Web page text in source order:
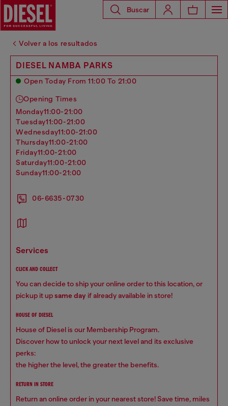
Buscar
Volver a los resultados
DIESEL NAMBA PARKS
Open Today From 11:00 To 21:00
Opening Times
monday11:00-21:00
tuesday11:00-21:00
wednesday11:00-21:00
thursday11:00-21:00
friday11:00-21:00
saturday11:00-21:00
sunday11:00-21:00
06-6635-0730
services
CLICK AND COLLECT
You can decide to ship your online order to this location, or
pickup it upsame day if already available in store!
HOUSE OF DIESEL
House of Diesel is our Membership Program.
Discover how to unlock your next level and its exclusive
perks:
the higher the level, the greater the benefits.
RETURN IN STORE
Return an online order in your nearest store! Save time, miles